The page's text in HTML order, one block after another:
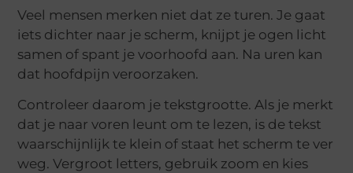
Veel mensen merken niet dat ze turen. Je gaat
iets dichter naar je scherm, knijpt je ogen licht
samen of spant je voorhoofd aan. Na uren kan
dat hoofdpijn veroorzaken.
Controleer daarom je tekstgrootte. Als je merkt
dat je naar voren leunt om te lezen, is de tekst
waarschijnlijk te klein of staat het scherm te ver
weg. Vergroot letters, gebruik zoom en kies